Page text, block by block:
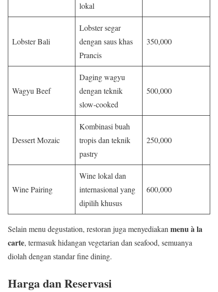
lokal
Lobster Bali
Lobster segar
dengan saus khas
Prancis
350,000
Wagyu Beef
Daging wagyu
dengan teknik
slow-cooked
500,000
Dessert Mozaic
Kombinasi buah
tropis dan teknik
pastry
250,000
Wine Pairing
Wine lokal dan
internasional yang
dipilih khusus
600,000
Selain menu degustation, restoran juga menyediakanmenu à la
carte, termasuk hidangan vegetarian dan seafood, semuanya
diolah dengan standar fine dining.
Harga dan Reservasi